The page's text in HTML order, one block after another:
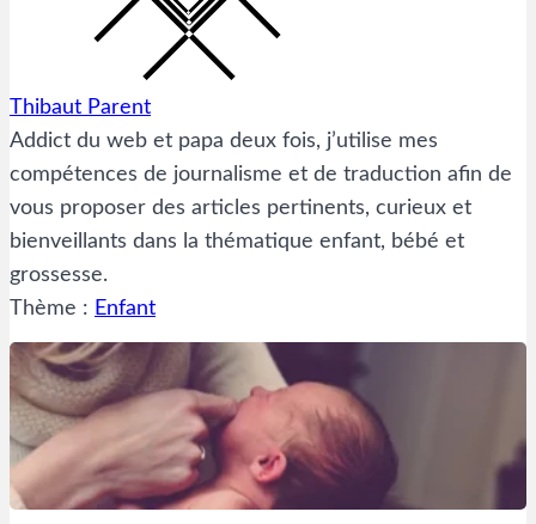
Thibaut Parent
Addict du web et papa deux fois, j’utilise mes
compétences de journalisme et de traduction afin de
vous proposer des articles pertinents, curieux et
bienveillants dans la thématique enfant, bébé et
grossesse.
Thème : Enfant